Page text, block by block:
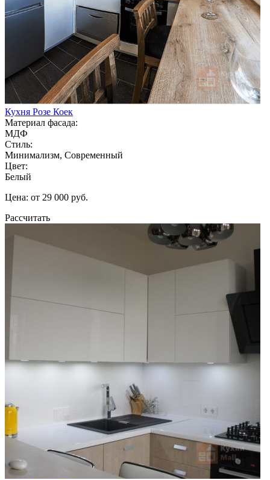
Кухня Розе Коек
Материал фасада:
МДФ
Стиль:
Минимализм, Современный
Цвет:
Белый
Цена: от 29 000 руб.
Рассчитать